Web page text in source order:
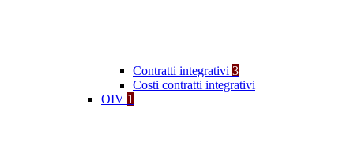
Contratti integrativi 3
Costi contratti integrativi
OIV 1